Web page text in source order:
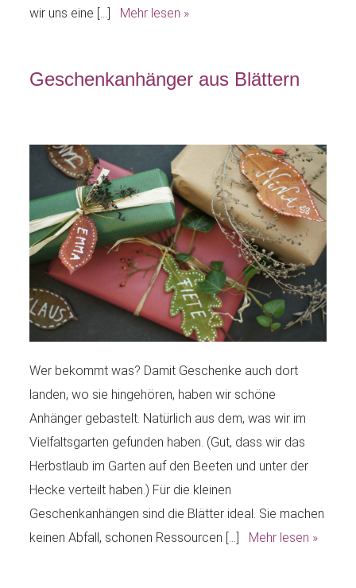
wir uns eine […] Mehr lesen »
Geschenkanhänger aus Blättern
Wer bekommt was? Damit Geschenke auch dort
landen, wo sie hingehören, haben wir schöne
Anhänger gebastelt. Natürlich aus dem, was wir im
Vielfaltsgarten gefunden haben. (Gut, dass wir das
Herbstlaub im Garten auf den Beeten und unter der
Hecke verteilt haben.) Für die kleinen
Geschenkanhängen sind die Blätter ideal. Sie machen
keinen Abfall, schonen Ressourcen […] Mehr lesen »